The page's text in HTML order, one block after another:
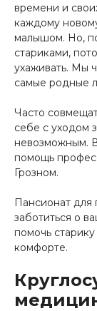
времени и
каждому
малышом. Но,
стариками,
ухаживать. Мы
самые родные
Часто
себе с уходом
невозможным.
помощь
Грозном.
Пансионат для
заботиться о
помочь
комфорте.